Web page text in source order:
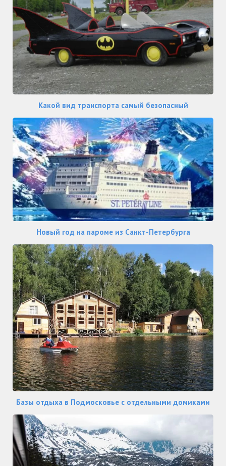
Какой вид транспорта самый безопасный
Новый год на пароме из Санкт-Петербурга
Базы отдыха в Подмосковье с отдельными домиками